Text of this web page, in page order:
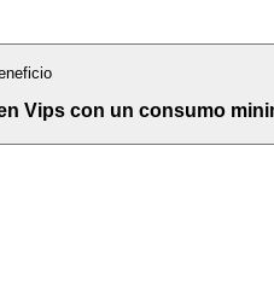
Vips con un consumo